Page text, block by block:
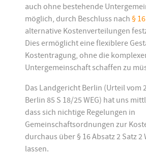
auch ohne bestehende
möglich, durch Beschluss nach §
alternative Kostenverteilungen
Dies ermöglicht eine flexiblere
Kostentragung, ohne die
Untergemeinschaft schaffen zu
Das Landgericht Berlin (Urteil vom
Berlin 85 S 18/25 WEG) hat uns
dass sich nichtige Regelungen in
Gemeinschaftsordnungen zur
durchaus über § 16 Absatz 2 Satz 2
lassen.